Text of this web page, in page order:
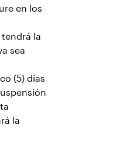
en los
la
sea
(5) días
la